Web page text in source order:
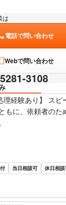
は
電話で問い合わせ
Webで問い合わせ
3108
経験あり】 ス
もに、依頼者のた
当日相談可 休日相
いる要素を